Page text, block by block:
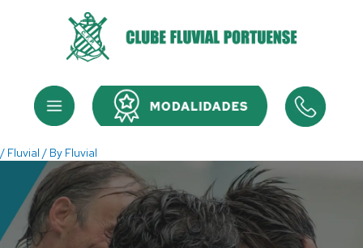
Menu Menu
/ Fluvial / By Fluvial